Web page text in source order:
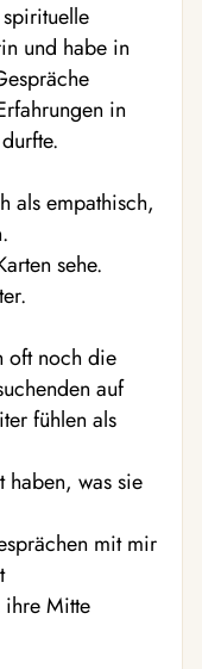
und habe in
in
als empathisch,
sehe.
oft noch die
auf
fühlen als
haben, was sie
mit mir
Mitte